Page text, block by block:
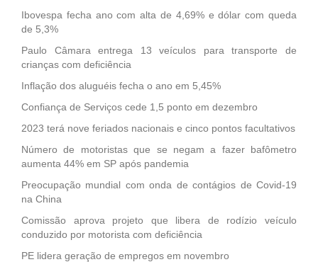
Ibovespa fecha ano com alta de 4,69% e dólar com queda
de 5,3%
Paulo Câmara entrega 13 veículos para transporte de
crianças com deficiência
Inflação dos aluguéis fecha o ano em 5,45%
Confiança de Serviços cede 1,5 ponto em dezembro
2023 terá nove feriados nacionais e cinco pontos facultativos
Número de motoristas que se negam a fazer bafômetro
aumenta 44% em SP após pandemia
Preocupação mundial com onda de contágios de Covid-19
na China
Comissão aprova projeto que libera de rodízio veículo
conduzido por motorista com deficiência
PE lidera geração de empregos em novembro